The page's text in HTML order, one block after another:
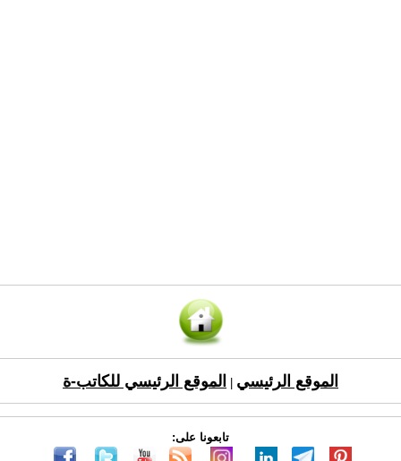
الموقع الرئيسي الموقع الرئيسي للكاتب-ة
تابعونا على: